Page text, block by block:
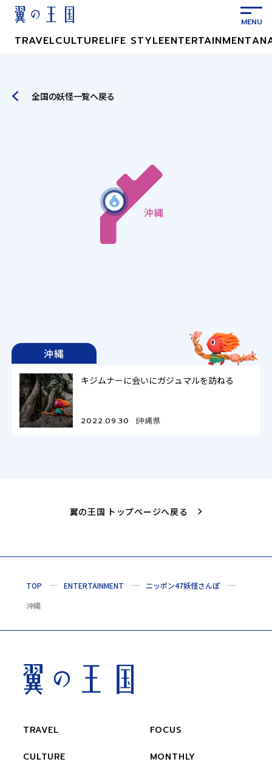
TRAVELCULTURELIFE STYLEENTERTAINMENT
沖縄
キジムナーに会いにガジュマルを訪ねる
2022.09.30 沖縄県
全国の妖怪一覧へ戻る
翼の王国 トップページへ戻る
TOP ENTERTAINMENT
ニッポン47妖怪さんぽ
沖縄
TRAVEL
CULTURE
FOCUS
MONTHLY